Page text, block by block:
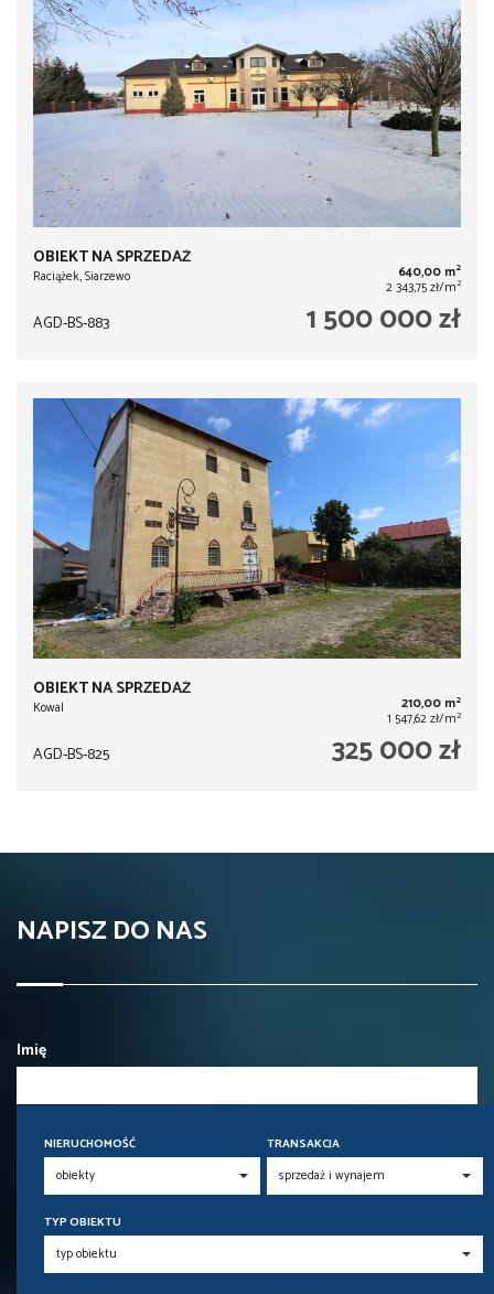
OBIEKT NA SPRZEDAŻ
Raciążek, Siarzewo 640,00 m2
2 343,75 zł/m2
AGD-BS-883 1 500 000 zł
OBIEKT NA SPRZEDAŻ
Kowal 210,00 m2
1 547,62 zł/m2
AGD-BS-825 325 000 zł
NIERUCHOMOŚĆ TRANSAKCJA
TYP OBIEKTU
NAPISZ DO NAS
Imię
Telefon komórkowy
E-mail